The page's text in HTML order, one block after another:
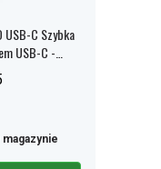
USB-C Szybka
USB-C -
magazynie